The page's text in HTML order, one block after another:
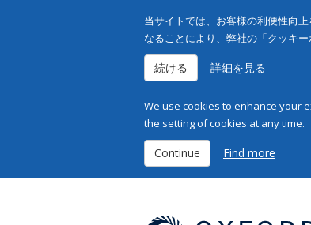
当サイトでは、お客様の利便性向
なることにより、弊社の「クッキ
続ける 詳細を見る
We use cookies to enhance your
the setting of cookies at any time.
Continue Find more